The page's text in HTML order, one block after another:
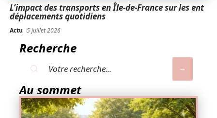
L’impact des transports en Île-de-France sur les ent
déplacements quotidiens
Actu 5 juillet 2026
Recherche
Au sommet